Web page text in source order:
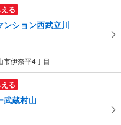
る
ンション西武立川
市伊奈平4丁目
る
武蔵村山